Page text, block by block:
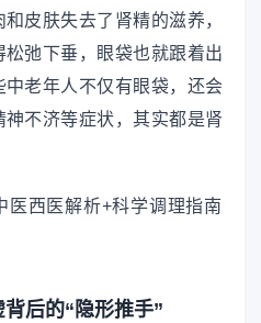
皮肤失去了肾精的滋养，
弛下垂，眼袋也就跟着出
老年人不仅有眼袋，还会
不济等症状，其实都是肾
后的“隐形推手”